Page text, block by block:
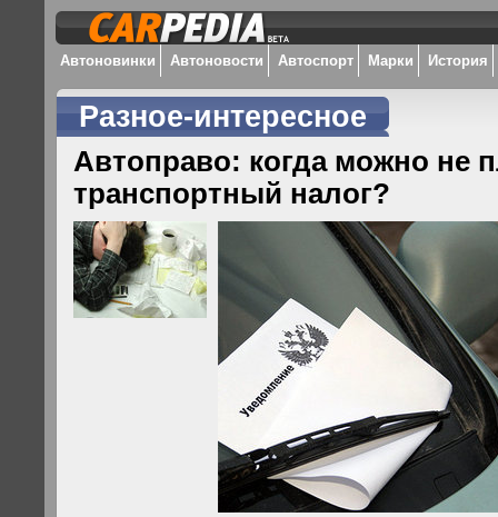
Автоновинки Автоновости Автоспорт Марки История
Разное-интересное
Автоправо: когда можно не
транспортный налог?